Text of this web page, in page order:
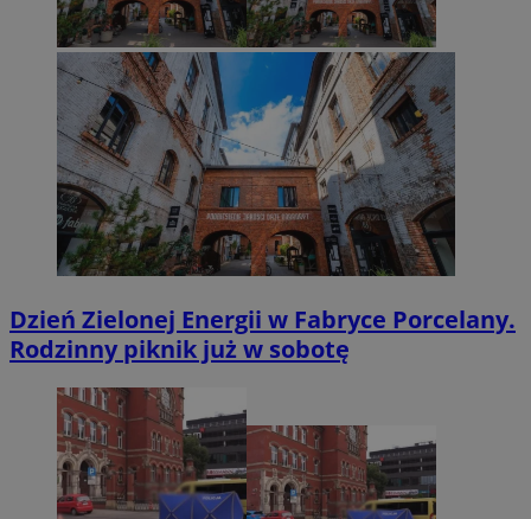
Dzień Zielonej Energii w Fabryce Porcelany.
Rodzinny piknik już w sobotę